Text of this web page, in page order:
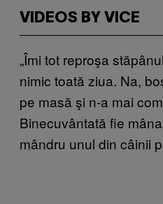
VIDEOS BY VICE
„Îmi tot reproşa
nimic toată ziua. Na,
pe masă şi n-a mai
Binecuvântată fie
mândru unul din câinii